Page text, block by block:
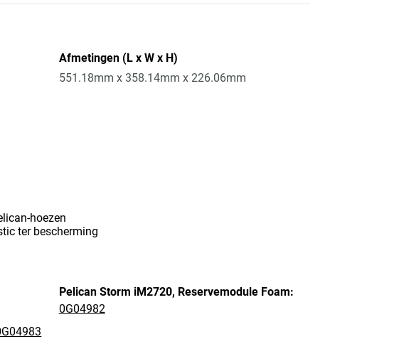
Afmetingen (L x W x H)
551.18mm x 358.14mm x 226.06mm
hoezen
ter bescherming
Pelican Storm iM2720, Reservemodule Foam:
0G04982